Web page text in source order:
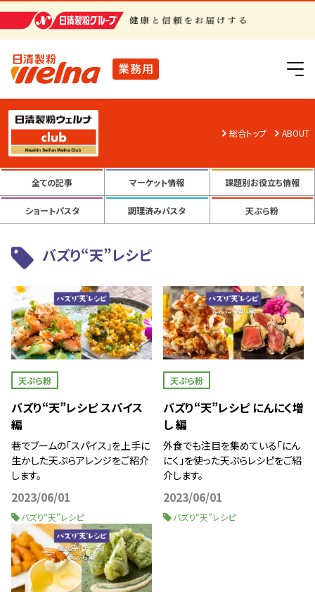
業務用
日清製粉グループ
総合トップ ABOUT
全ての記事 マーケット情報 課題別お役立ち情報
ショートパスタ 調理済みパスタ 天ぷら粉
バズり“天”レシピ
天ぷら粉
バズり“天”レシピ スパイス
編
巷でブームの「スパイス」を上手に
生かした天ぷらアレンジをご紹介
します。
2023/06/01
バズり“天”レシピ
天ぷら粉
バズり“天”レシピ にんにく増
し 編
外食でも注目を集めている「にん
にく」を使った天ぷらレシピをご紹
介します。
2023/06/01
バズり“天”レシピ